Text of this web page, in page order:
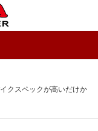
クスペックが高いだけか